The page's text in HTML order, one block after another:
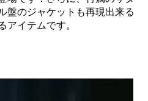
盤のジャケットも再現出来る
アイテムです。